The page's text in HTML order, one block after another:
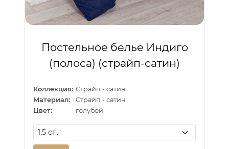
Постельное белье Индиго
(полоса) (страйп-сатин)
Коллекция: Страйп - сатин
Материал:
Страйп - сатин
Цвет:
голубой